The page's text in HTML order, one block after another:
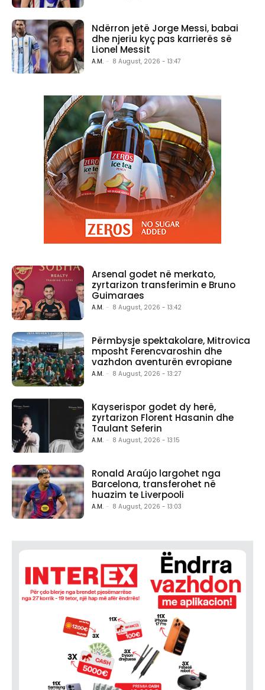
Ndërron jetë Jorge Messi, babai
dhe njeriu kyç pas karrierës së
Lionel Messit
A.M. - 8 August, 2026 - 13:47
Arsenal godet në merkato,
zyrtarizon transferimin e Bruno
Guimaraes
A.M. - 8 August, 2026 - 13:42
Përmbysje spektakolare, Mitrovica
mposht Ferencvaroshin dhe
vazhdon aventurën evropiane
A.M. - 8 August, 2026 - 13:27
Kayserispor godet dy herë,
zyrtarizon Florent Hasanin dhe
Taulant Seferin
A.M. - 8 August, 2026 - 13:15
Ronald Araújo largohet nga
Barcelona, transferohet në
huazim te Liverpooli
A.M. - 8 August, 2026 - 13:03